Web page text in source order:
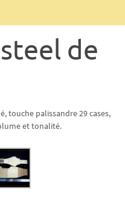
de
touche palissandre 29 cases,
et tonalité.